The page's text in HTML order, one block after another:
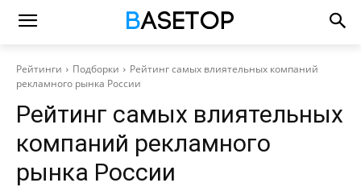
Рейтинги Подборки
Рейтинг самых влиятельных компаний
рекламного рынка России
Рейтинг самых влиятельных
компаний рекламного
рынка России